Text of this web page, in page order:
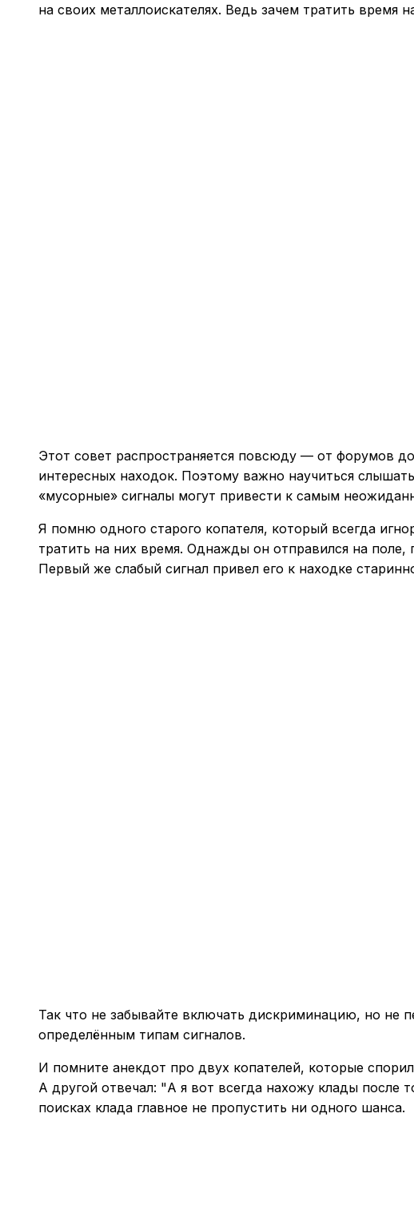
на своих металлоискателях. Ведь зачем тратить
Этот совет распространяется повсюду — от форумов
интересных находок. Поэтому важно научиться
«мусорные» сигналы могут привести к самым
Я помню одного старого копателя, который всегда
тратить на них время. Однажды он отправился на
Первый же слабый сигнал привел его к находке
Так что не забывайте включать дискриминацию, но не
определённым типам сигналов.
И помните анекдот про двух копателей, которые
А другой отвечал: "А я вот всегда нахожу клады после
поисках клада главное не пропустить ни одного шанса.